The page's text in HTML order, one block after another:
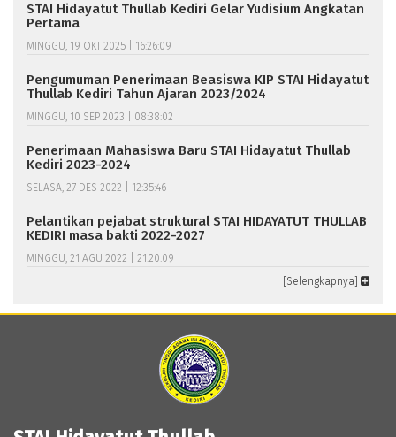
STAI Hidayatut Thullab Kediri Gelar Yudisium Angkatan
Pertama
MINGGU, 19 OKT 2025 | 16:26:09
Pengumuman Penerimaan Beasiswa KIP STAI Hidayatut
Thullab Kediri Tahun Ajaran 2023/2024
MINGGU, 10 SEP 2023 | 08:38:02
Penerimaan Mahasiswa Baru STAI Hidayatut Thullab
Kediri 2023-2024
SELASA, 27 DES 2022 | 12:35:46
Pelantikan pejabat struktural STAI HIDAYATUT THULLAB
KEDIRI masa bakti 2022-2027
MINGGU, 21 AGU 2022 | 21:20:09
[Selengkapnya]